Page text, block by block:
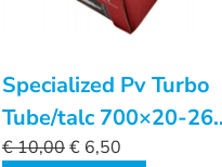
Specialized Pv Turbo
Tube/talc 700×20-26
80mm
€10,00€ 6,50